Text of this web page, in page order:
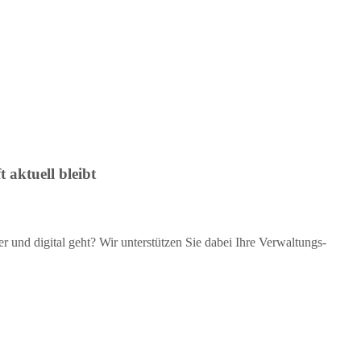
aktuell bleibt
und digital geht? Wir unterstützen Sie dabei Ihre Verwaltungs-